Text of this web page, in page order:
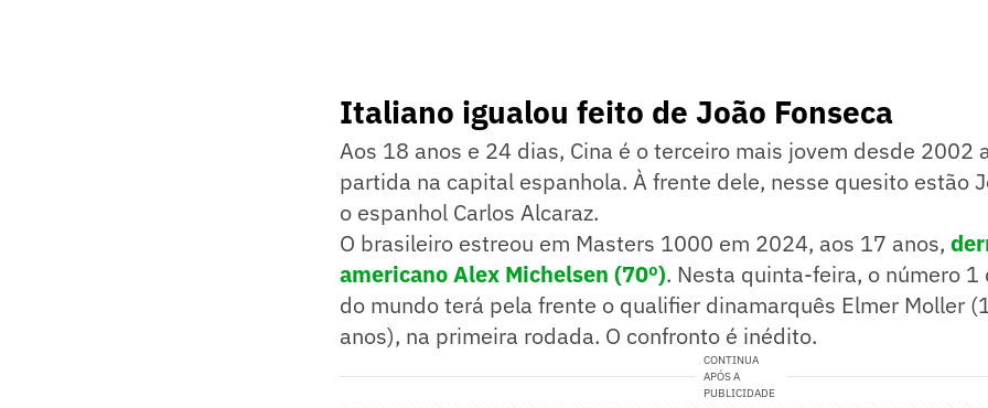
Italiano igualou feito de João Fonseca
Aos 18 anos e 24 dias, Cina é o terceiro mais jovem desde 2002
partida na capital espanhola. À frente dele, nesse quesito estão
o espanhol Carlos Alcaraz.
O brasileiro estreou em Masters 1000 em 2024, aos 17 anos,
americano Alex Michelsen (70º). Nesta quinta-feira, o número 1
do mundo terá pela frente o qualifier dinamarquês Elmer Moller
anos), na primeira rodada. O confronto é inédito.
CONTINUA
APÓS A
PUBLICIDADE